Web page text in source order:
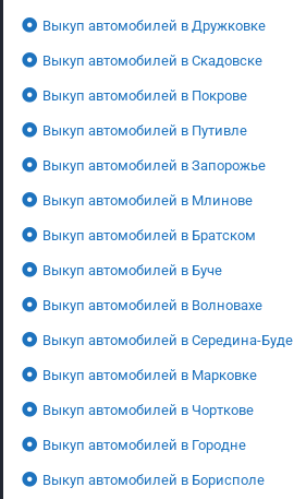
Выкуп автомобилей в Дружковке
Выкуп автомобилей в Скадовске
Выкуп автомобилей в Покрове
Выкуп автомобилей в Путивле
Выкуп автомобилей в Запорожье
Выкуп автомобилей в Млинове
Выкуп автомобилей в Братском
Выкуп автомобилей в Буче
Выкуп автомобилей в Волновахе
Выкуп автомобилей в Середина-Буде
Выкуп автомобилей в Марковке
Выкуп автомобилей в Чорткове
Выкуп автомобилей в Городне
Выкуп автомобилей в Борисполе